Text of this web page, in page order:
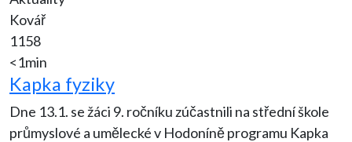
Kovář
1158
<1min
Kapka fyziky
Dne 13.1. se žáci 9. ročníku zúčastnili na střední škole
průmyslové a umělecké v Hodoníně programu Kapka